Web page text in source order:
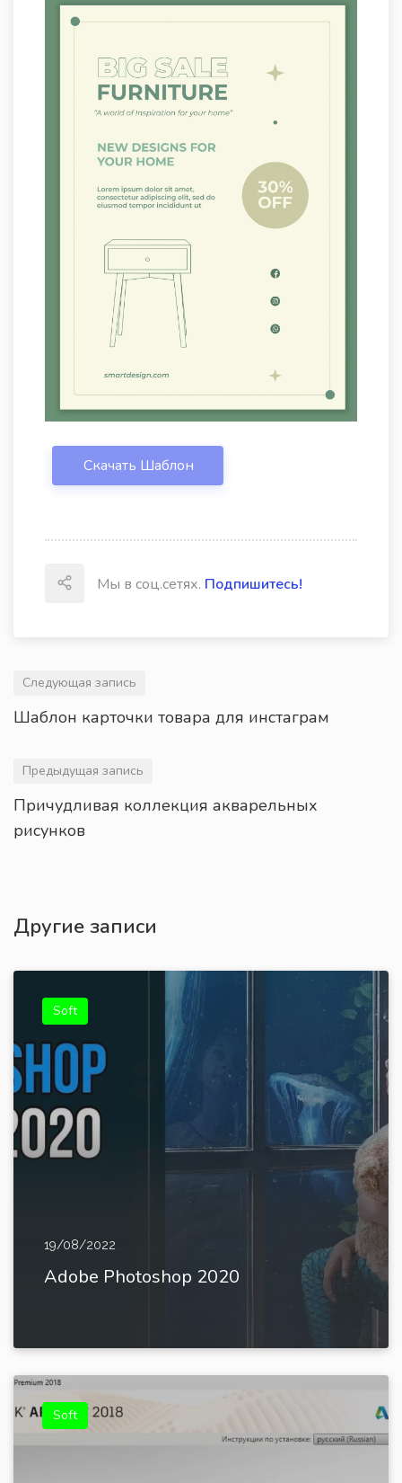
Скачать Шаблон
Мы в соц.сетях. Подпишитесь!
Следующая запись
Шаблон карточки товара для инстаграм
Предыдущая запись
Причудливая коллекция акварельных
рисунков
Другие записи
Soft
19/08/2022
Adobe Photoshop 2020
Soft